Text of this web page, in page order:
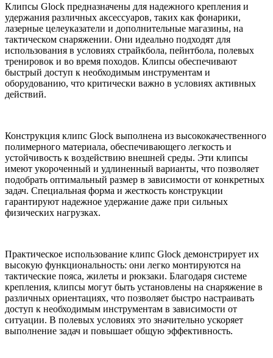
Клипсы Glock предназначены для надежного крепления и
удержания различных аксессуаров, таких как фонарики,
лазерные целеуказатели и дополнительные магазины, на
тактическом снаряжении. Они идеально подходят для
использования в условиях страйкбола, пейнтбола, полевых
тренировок и во время походов. Клипсы обеспечивают
быстрый доступ к необходимым инструментам и
оборудованию, что критически важно в условиях активных
действий.
Конструкция клипс Glock выполнена из высококачественного
полимерного материала, обеспечивающего легкость и
устойчивость к воздействию внешней среды. Эти клипсы
имеют укороченный и удлиненный варианты, что позволяет
подобрать оптимальный размер в зависимости от конкретных
задач. Специальная форма и жесткость конструкции
гарантируют надежное удержание даже при сильных
физических нагрузках.
Практическое использование клипс Glock демонстрирует их
высокую функциональность: они легко монтируются на
тактические пояса, жилеты и рюкзаки. Благодаря системе
крепления, клипсы могут быть установлены на снаряжение в
различных ориентациях, что позволяет быстро настраивать
доступ к необходимым инструментам в зависимости от
ситуации. В полевых условиях это значительно ускоряет
выполнение задач и повышает общую эффективность.